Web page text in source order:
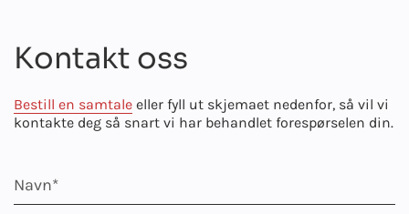
Kontakt oss
Bestill en samtale eller fyll ut skjemaet nedenfor, så vil vi
kontakte deg så snart vi har behandlet forespørselen din.